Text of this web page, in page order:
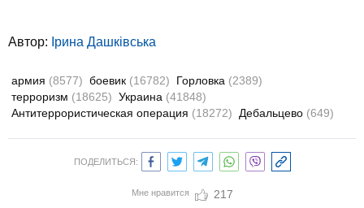
Автор: Ірина Дашківська
армия (8577) боевик (16782) Горловка (2389)
терроризм (18625) Украина (41848)
Антитеррористическая операция (18272) Дебальцево (649)
ПОДЕЛИТЬСЯ:
Мне нравится 217